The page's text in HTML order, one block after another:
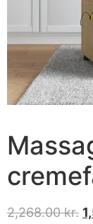
2,268.00kr.